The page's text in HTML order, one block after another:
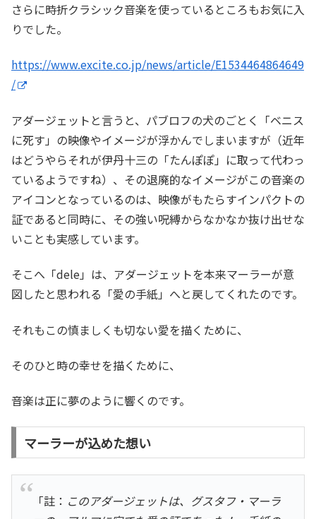
さらに時折クラシック音楽を使っているところもお気に入
りでした。
https://www.excite.co.jp/news/article/E1534464864649
/
アダージェットと言うと、パブロフの犬のごとく「ベニス
に死す」の映像やイメージが浮かんでしまいますが（近年
はどうやらそれが伊丹十三の「たんぽぽ」に取って代わっ
ているようですね）、その退廃的なイメージがこの音楽の
アイコンとなっているのは、映像がもたらすインパクトの
証であると同時に、その強い呪縛からなかなか抜け出せな
いことも実感しています。
そこへ「dele」は、アダージェットを本来マーラーが意
図したと思われる「愛の手紙」へと戻してくれたのです。
それもこの慎ましくも切ない愛を描くために、
そのひと時の幸せを描くために、
音楽は正に夢のように響くのです。
マーラーが込めた想い
「註： このアダージェットは、グスタフ・マーラ